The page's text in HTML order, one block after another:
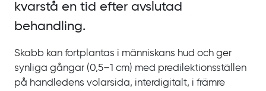
kvarstå en tid efter avslutad
behandling.
Skabb kan fortplantas i människans hud och ger
synliga gångar (0,5‍–‍1 cm) med predilektionsställen
på handledens volarsida, interdigitalt, i främre